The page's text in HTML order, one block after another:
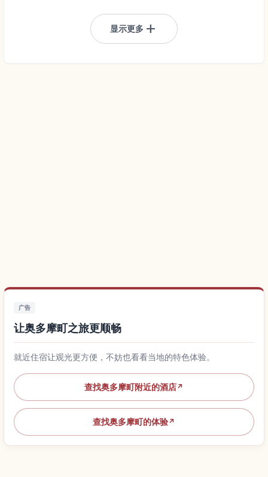
显示更多 add
广告
让奥多摩町之旅更顺畅
就近住宿让观光更方便，不妨也看看当地的特色体验。
查找奥多摩町附近的酒店↗
查找奥多摩町的体验↗